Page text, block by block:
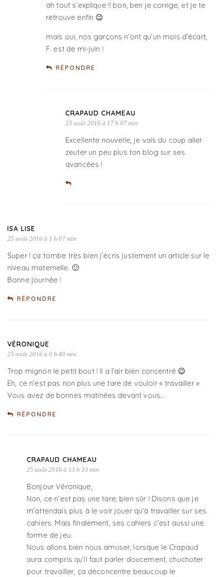
ah tout s’explique !! bon, ben je corrige, et je te
retrouve enfin 😉
mais oui, nos garçons n’ont qu’un mois d’écart,
F. est de mi-juin !
RÉPONDRE
CRAPAUD CHAMEAU
25 août 2016 à 17 h 07 min
Excellente nouvelle, je vais du coup aller
zeuter un peu plus ton blog sur ses
avancées !
ISA LISE
25 août 2016 à 1 h 07 min
Super ! ça tombe très bien j’écris justement un article sur le
niveau maternelle. 🙂
Bonne journée !
RÉPONDRE
VÉRONIQUE
25 août 2016 à 0 h 40 min
Trop mignon le petit bout ! Il a l’air bien concentré 😉
Eh, ce n’est pas non plus une tare de vouloir « travailler »
Vous avez de bonnes matinées devant vous…
RÉPONDRE
CRAPAUD CHAMEAU
25 août 2016 à 13 h 33 min
Bonjour Véronique,
Non, ce n’est pas une tare, bien sûr ! Disons que je
m’attendais plus à le voir jouer qu’à travailler sur ses
cahiers. Mais finalement, ses cahiers c’est aussi une
forme de jeu.
Nous allons bien nous amuser, lorsque le Crapaud
aura compris qu’il faut parler doucement, chuchoter
pour travailler, ça déconcentre beaucoup le